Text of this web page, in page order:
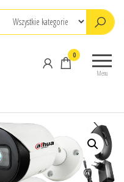
Menu
0